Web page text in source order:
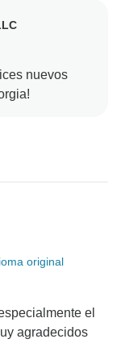
nuevos
original
el
agradecidos